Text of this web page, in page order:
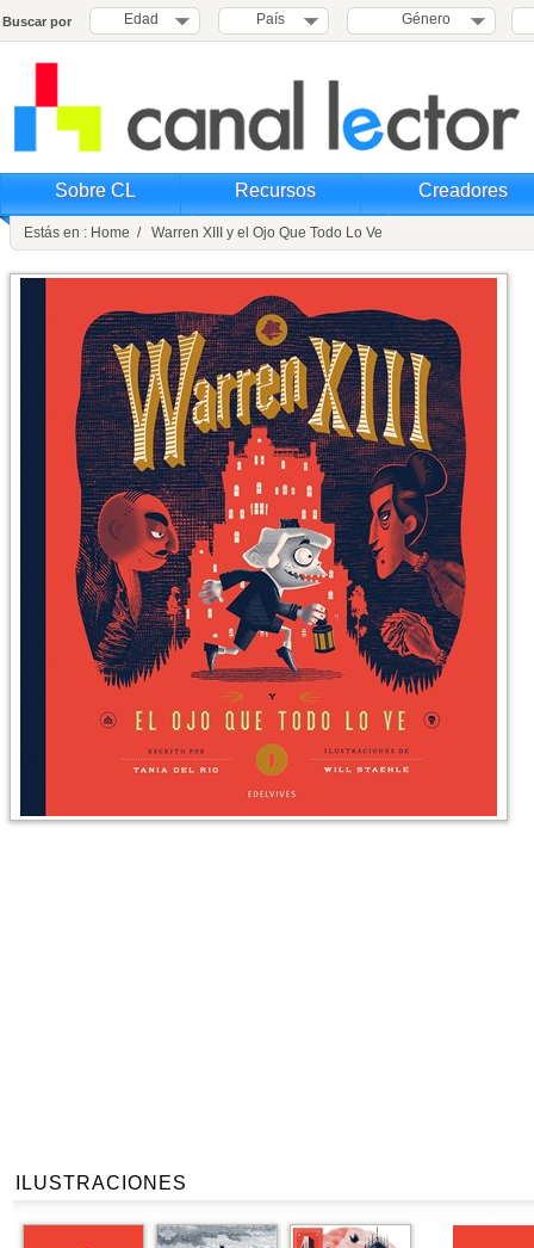
Buscar por Edad País Género
Sobre CL Recursos Creadores
Estás en : Home / Warren XIII y el Ojo Que Todo Lo Ve
ILUSTRACIONES